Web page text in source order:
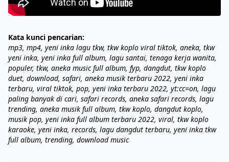
Kata kunci pencarian:
mp3, mp4, yeni inka lagu tkw, tkw koplo viral tiktok, aneka, tkw
yeni inka, yeni inka full album, lagu santai, tenaga kerja wanita,
populer, tkw, aneka music full album, fyp, dangdut, tkw koplo
duet, download, safari, aneka musik terbaru 2022, yeni inka
terbaru, viral tiktok, pop, yeni inka terbaru 2022, yt:cc=on, lagu
paling banyak di cari, safari records, aneka safari records, lagu
trending, aneka musik full album, tkw koplo, dangdut koplo,
musik pop, yeni inka full album terbaru 2022, viral, tkw koplo
karaoke, yeni inka, records, lagu dangdut terbaru, yeni inka tkw
full album, trending, download music